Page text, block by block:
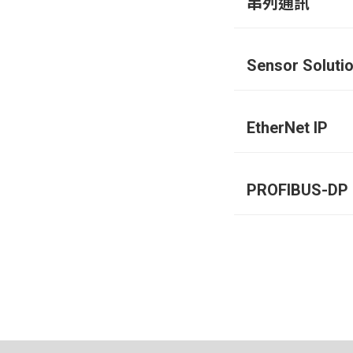
Sensor
EtherNet IP
PROFIBUS-DP